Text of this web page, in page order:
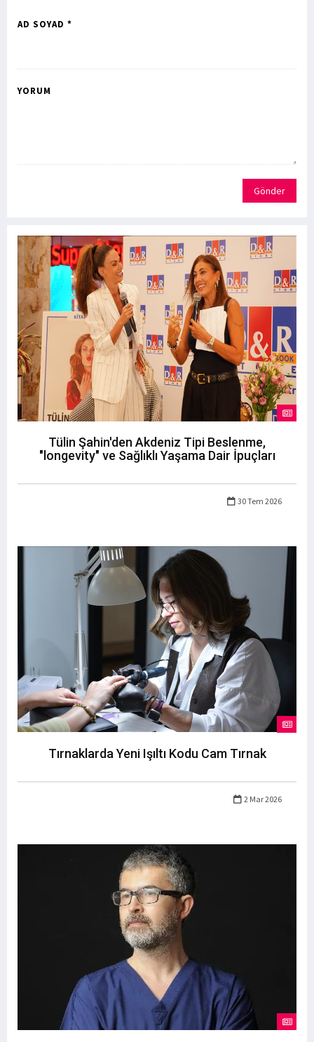
AD SOYAD *
YORUM
Gönder
Tülin Şahin'den Akdeniz Tipi Beslenme,
"longevity" ve Sağlıklı Yaşama Dair İpuçları
30 Tem 2026
Tırnaklarda Yeni Işıltı Kodu Cam Tırnak
2 Mar 2026